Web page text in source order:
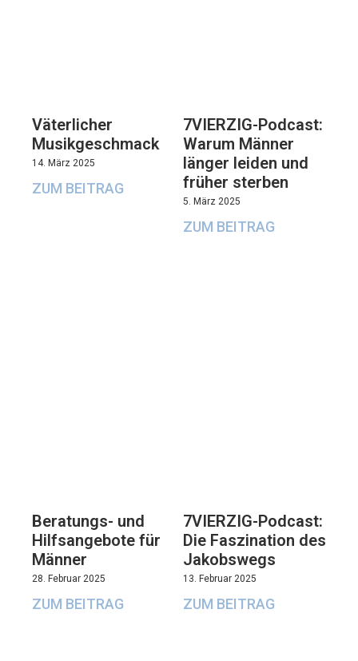
Väterlicher
Musikgeschmack
14. März 2025
ZUM BEITRAG
7VIERZIG-Podcast:
Warum Männer
länger leiden und
früher sterben
5. März 2025
ZUM BEITRAG
Beratungs- und
Hilfsangebote für
Männer
28. Februar 2025
ZUM BEITRAG
7VIERZIG-Podcast:
Die Faszination des
Jakobswegs
13. Februar 2025
ZUM BEITRAG